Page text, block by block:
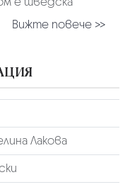
Вижте повече >>
Лакова